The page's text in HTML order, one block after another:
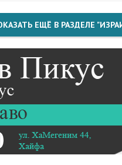
ЕЩЁ В РАЗДЕЛЕ